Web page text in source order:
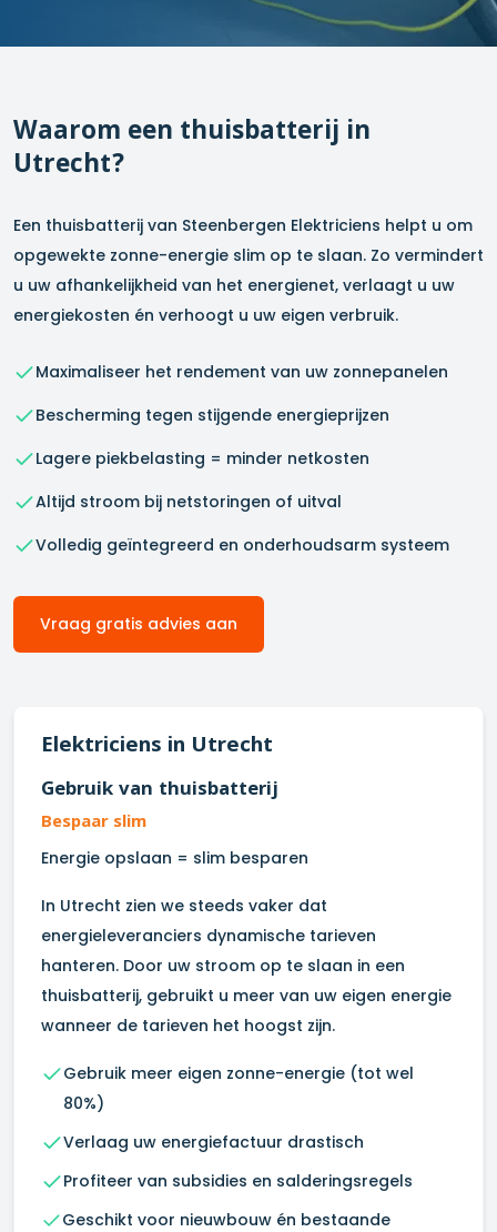
Waarom een thuisbatterij in
Utrecht?
Een thuisbatterij van Steenbergen Elektriciens helpt u om
opgewekte zonne-energie slim op te slaan. Zo vermindert
u uw afhankelijkheid van het energienet, verlaagt u uw
energiekosten én verhoogt u uw eigen verbruik.
Maximaliseer het rendement van uw zonnepanelen
Bescherming tegen stijgende energieprijzen
Lagere piekbelasting = minder netkosten
Altijd stroom bij netstoringen of uitval
Volledig geïntegreerd en onderhoudsarm systeem
Vraag gratis advies aan
Elektriciens in Utrecht
Gebruik van thuisbatterij
Bespaar slim
Energie opslaan = slim besparen
In Utrecht zien we steeds vaker dat
energieleveranciers dynamische tarieven
hanteren. Door uw stroom op te slaan in een
thuisbatterij, gebruikt u meer van uw eigen energie
wanneer de tarieven het hoogst zijn.
Gebruik meer eigen zonne-energie (tot wel
80%)
Verlaag uw energiefactuur drastisch
Profiteer van subsidies en salderingsregels
Geschikt voor nieuwbouw én bestaande